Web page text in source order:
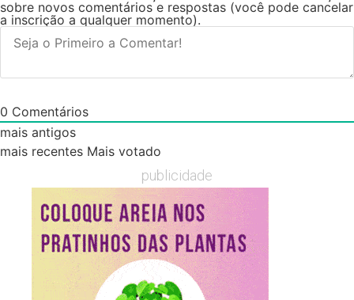
sobre novos comentários e respostas (você pode cancelar
a inscrição a qualquer momento).
0 Comentários
mais antigos
mais recentes Mais votado
publicidade